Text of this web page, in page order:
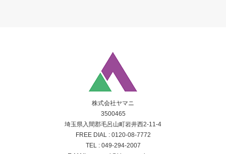
株式会社ヤマニ
3500465
埼玉県入間郡毛呂山町岩井西2-11-4
FREE DIAL : 0120-08-7772
TEL : 049-294-2007